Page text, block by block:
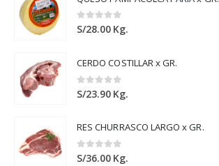
0out of 5
S/28.00 Kg.
CERDO COSTILLAR x GR.
0out of 5
S/23.90 Kg.
RES CHURRASCO LARGO x GR.
0out of 5
S/36.00 Kg.